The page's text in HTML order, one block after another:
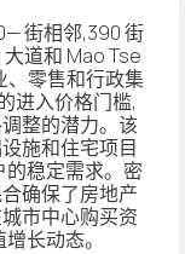
街相邻,390 街
道和 Mao Tse
、零售和行政集
进入价格门槛,
整的潜力。该
施和住宅项目
稳定需求。密
确保了房地产
市中心购买资
长动态。